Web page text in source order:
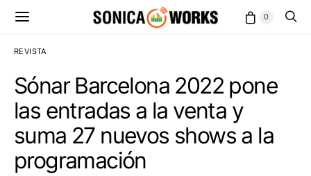
0
REVISTA
Sónar Barcelona 2022 pone
las entradas a la venta y
suma 27 nuevos shows a la
programación